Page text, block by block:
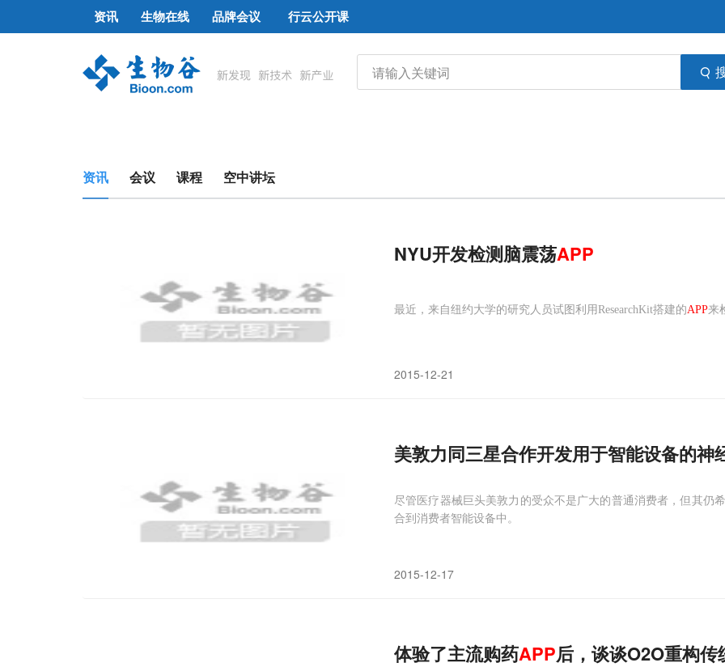
资讯 生物在线 品牌会议 行云公开课
资讯 会议 课程 空中讲坛
NYU开发检测脑震荡APP
最近，来自纽约大学的研究人员试图利用ResearchKit搭建的APP来
2015-12-21
美敦力同三星合作开发用于智能设备的神
尽管医疗器械巨头美敦力的受众不是广大的普通消费者，但其仍
合到消费者智能设备中。
2015-12-17
体验了主流购药APP后，谈谈O2O重构